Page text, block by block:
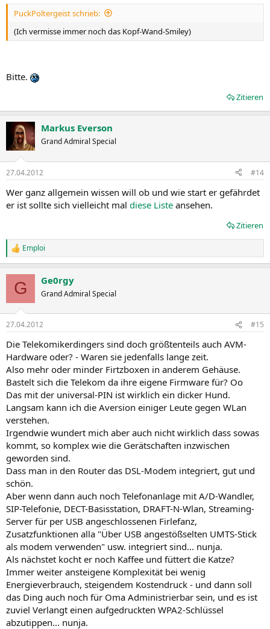
PuckPoltergeist schrieb:
(Ich vermisse immer noch das Kopf-Wand-Smiley)
Bitte.
Zitieren
Markus Everson
Grand Admiral Special
27.04.2012 #14
Wer ganz allgemein wissen will ob und wie start er gefährdet
er ist sollte sich vielleicht mal diese Liste ansehen.
Zitieren
R
e
e
:
Emploi
G Ge0rgy
Grand Admiral Special
27.04.2012 #15
Die Telekomikerdingers sind doch größtenteils auch AVM-
Hardware oder? - Waren sie jedenfalls lange zeit.
Also mehr oder minder Firtzboxen in anderem Gehäuse.
Bastelt sich die Telekom da ihre eigene Firmware für? Oo
Das mit der universal-PIN ist wirklich ein dicker Hund.
Langsam kann ich die Aversion einiger Leute gegen WLan
verstehen.
Irgendwie wundert mich aber auch nicht wirklich dass sowas
kommt, so komplex wie die Gerätschaften inzwischen
geworden sind.
Dass man in den Router das DSL-Modem integriert, gut und
schön.
Aber wenn dann auch noch Telefonanlage mit A/D-Wandler,
SIP-Telefonie, DECT-Basisstation, DRAFT-N-Wlan, Streaming-
Server für per USB angeschlossenen Firlefanz,
Zusatzfunktionen alla "Über USB angestößselten UMTS-Stick
als modem verwenden" usw. integriert sind... nunja.
Als nächstet kocht er noch Kaffee und füttert die Katze?
Immer weiter ansteigene Komplexität bei wenig
Energieverbrauch, steigendem Kostendruck - und dann soll
das Ding auch noch für Oma Administrierbar sein, und es ist
zuviel Verlangt einen aufgedruckten WPA2-Schlüssel
abzutippen... nunja.